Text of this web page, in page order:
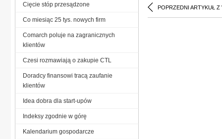
POPRZEDNI ARTYKUŁ Z
Cięcie stóp przesądzone
Co miesiąc 25 tys. nowych firm
Comarch poluje na zagranicznych
klientów
Czesi rozmawiają o zakupie CTL
Doradcy finansowi tracą zaufanie
klientów
Idea dobra dla start-upów
Indeksy zgodnie w górę
Kalendarium gospodarcze